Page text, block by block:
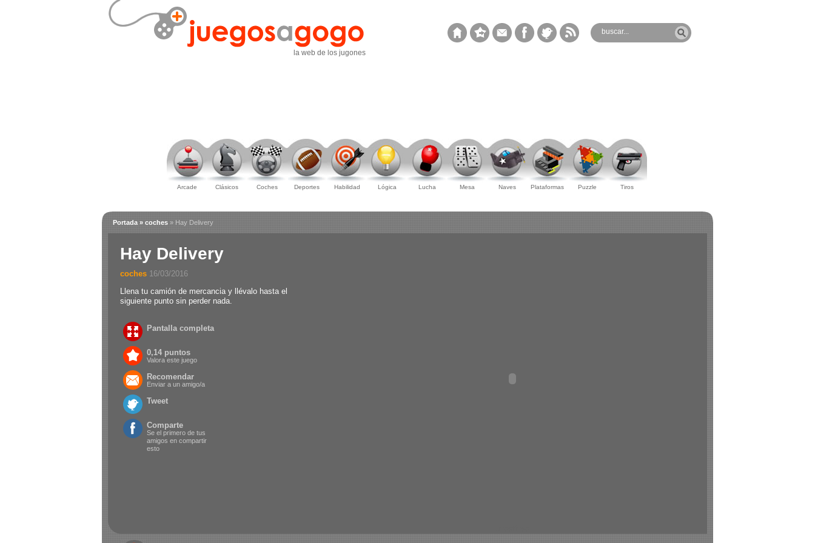
la web de los jugones
Arcade Clásicos Coches Deportes Habilidad Lógica Lucha Mesa Naves Plataformas Puzzle Tiros
Portada » coches » Hay Delivery
Hay Delivery
coches 16/03/2016
Llena tu camión de mercancia y llévalo hasta el
siguiente punto sin perder nada.
Pantalla completa
0,14 puntos
Valora este juego
Recomendar
Enviar a un amigo/a
Tweet
Comparte
Se el primero de tus
amigos en compartir
esto